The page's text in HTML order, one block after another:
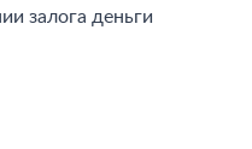
залога деньги